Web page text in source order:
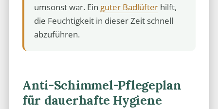
umsonst war. Ein guter Badlüfterhilft,
die Feuchtigkeit in dieser Zeit schnell
abzuführen.
Anti-Schimmel-Pflegeplan
für dauerhafte Hygiene